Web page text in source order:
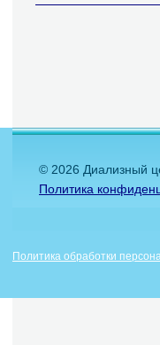
© 2026 Диализный
Политика
Политика обработки